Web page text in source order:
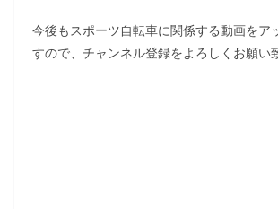
今後もスポーツ自転車に関係する動画をア
すので、チャンネル登録をよろしくお願い